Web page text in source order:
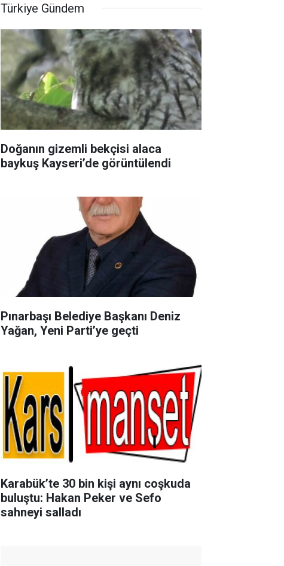
Türkiye Gündem
Doğanın gizemli bekçisi alaca
baykuş Kayseri’de görüntülendi
Pınarbaşı Belediye Başkanı Deniz
Yağan, Yeni Parti’ye geçti
Karabük’te 30 bin kişi aynı coşkuda
buluştu: Hakan Peker ve Sefo
sahneyi salladı